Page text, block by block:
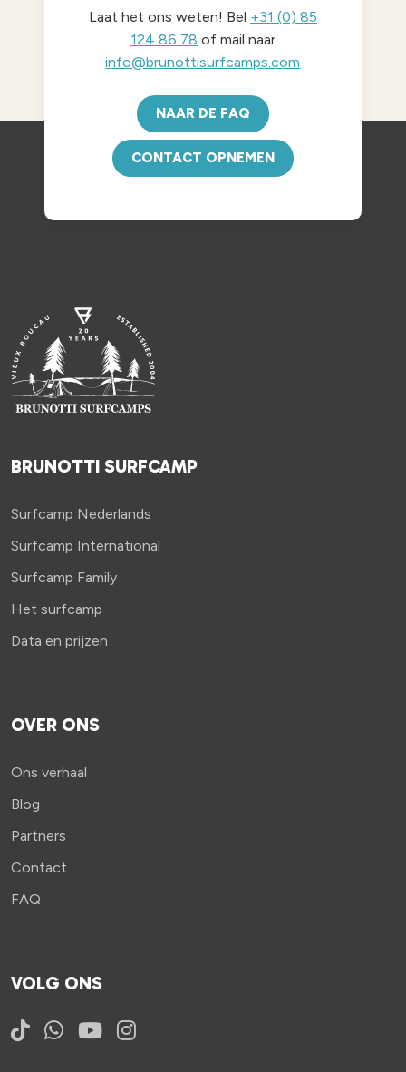
Laat het ons weten! Bel +31 (0) 85
124 86 78 of mail naar
info@brunottisurfcamps.com
NAAR DE FAQ
CONTACT OPNEMEN
BRUNOTTI SURFCAMP
Surfcamp Nederlands
Surfcamp International
Surfcamp Family
Het surfcamp
Data en prijzen
OVER ONS
Ons verhaal
Blog
Partners
Contact
FAQ
VOLG ONS